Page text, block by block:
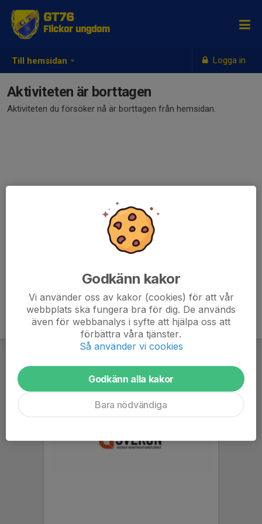
Till hemsidan Logga in
GT76
Flickor ungdom
Aktiviteten är borttagen
Aktiviteten du försöker nå är borttagen från hemsidan.
Godkänn kakor
Vi använder oss av kakor (cookies) för att vår
webbplats ska fungera bra för dig. De används
även för webbanalys i syfte att hjälpa oss att
förbättra våra tjänster.
Så använder vi cookies
Godkänn alla kakor
Bara nödvändiga